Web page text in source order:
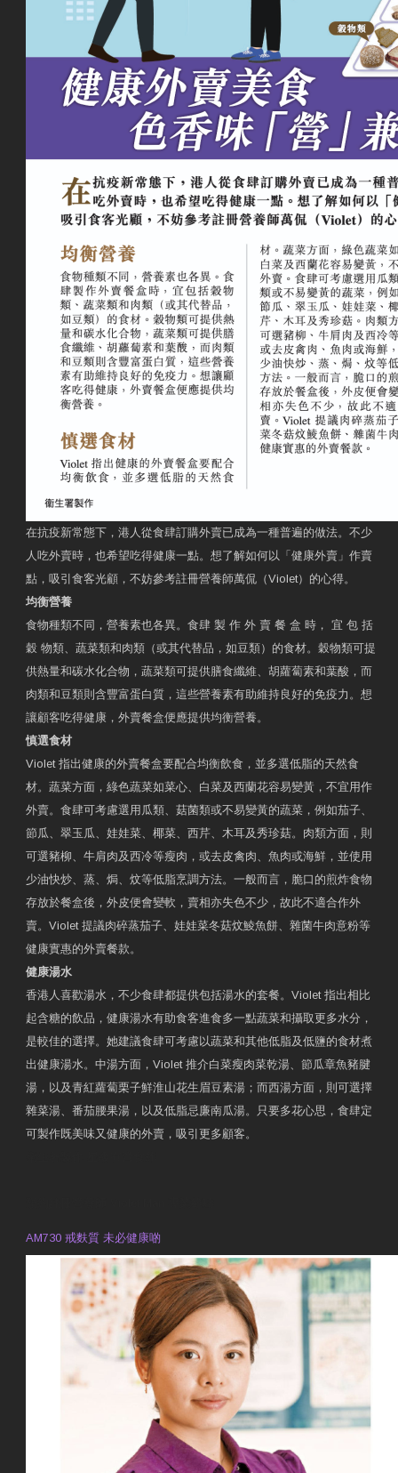
在抗疫新常態下，港人從食肆訂購外賣已成為一種普遍的做法。不少
人吃外賣時，也希望吃得健康一點。想了解如何以「健康外賣」作賣
點，吸引食客光顧，不妨參考註冊營養師萬侃（Violet）的心得。
均衡營養
食物種類不同，營養素也各異。食肆 製 作 外 賣 餐 盒 時， 宜 包 括
穀 物類、蔬菜類和肉類（或其代替品，如豆類）的食材。穀物類可提
供熱量和碳水化合物，蔬菜類可提供膳食纖維、胡蘿蔔素和葉酸，而
肉類和豆類則含豐富蛋白質，這些營養素有助維持良好的免疫力。想
讓顧客吃得健康，外賣餐盒便應提供均衡營養。
慎選食材
Violet 指出健康的外賣餐盒要配合均衡飲食，並多選低脂的天然食
材。蔬菜方面，綠色蔬菜如菜心、白菜及西蘭花容易變黃，不宜用作
外賣。食肆可考慮選用瓜類、菇菌類或不易變黃的蔬菜，例如茄子、
節瓜、翠玉瓜、娃娃菜、椰菜、西芹、木耳及秀珍菇。肉類方面，則
可選豬柳、牛肩肉及西冷等瘦肉，或去皮禽肉、魚肉或海鮮，並使用
少油快炒、蒸、焗、炆等低脂烹調方法。一般而言，脆口的煎炸食物
存放於餐盒後，外皮便會變軟，賣相亦失色不少，故此不適合作外
賣。Violet 提議肉碎蒸茄子、娃娃菜冬菇炆鯪魚餅、雜菌牛肉意粉等
健康實惠的外賣餐款。
健康湯水
香港人喜歡湯水，不少食肆都提供包括湯水的套餐。Violet 指出相比
起含糖的飲品，健康湯水有助食客進食多一點蔬菜和攝取更多水分，
是較佳的選擇。她建議食肆可考慮以蔬菜和其他低脂及低鹽的食材煮
出健康湯水。中湯方面，Violet 推介白菜瘦肉菜乾湯、節瓜章魚豬腱
湯，以及青紅蘿蔔栗子鮮淮山花生眉豆素湯；而西湯方面，則可選擇
雜菜湯、番茄腰果湯，以及低脂忌廉南瓜湯。只要多花心思，食肆定
可製作既美味又健康的外賣，吸引更多顧客。
AM730 戒麩質 未必健康啲